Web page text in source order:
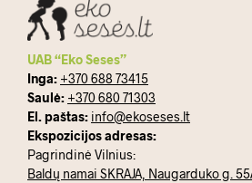
UAB “Eko Seses”
Inga: +370 688 73415
Saulė: +370 680 71303
El. paštas: info@ekoseses.lt
Ekspozicijos adresas:
Pagrindinė Vilnius:
Baldų namai SKRAJA, Naugarduko g.